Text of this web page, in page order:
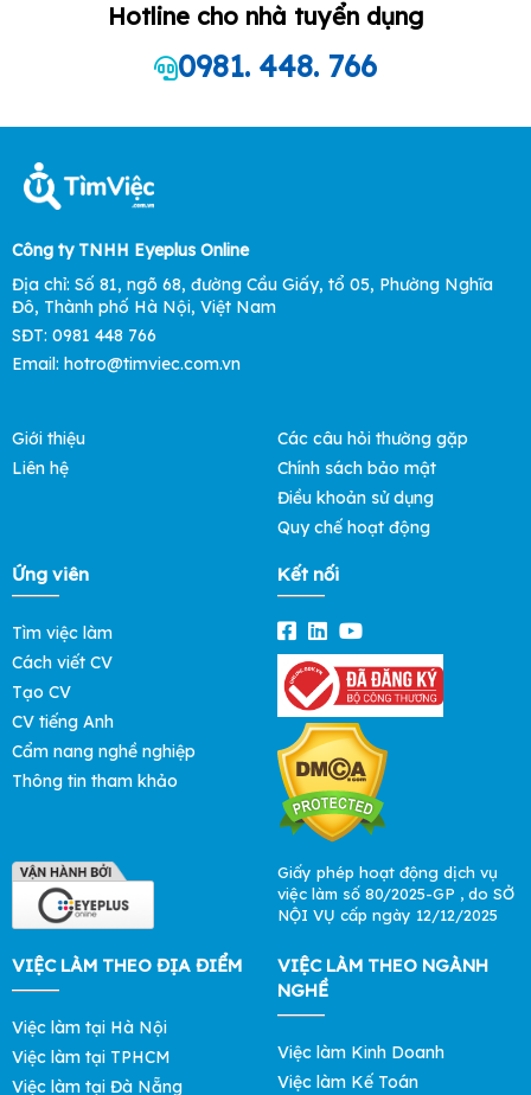
Hotline cho nhà tuyển dụng
0981. 448. 766
Công ty TNHH Eyeplus Online
Địa chỉ: Số 81, ngõ 68, đường Cầu Giấy, tổ 05, Phường Nghĩa
Đô, Thành phố Hà Nội, Việt Nam
SĐT: 0981 448 766
Email: hotro@timviec.com.vn
Giới thiệu
Liên hệ
Các câu hỏi thường gặp
Chính sách bảo mật
Điều khoản sử dụng
Quy chế hoạt động
Ứng viên
Tìm việc làm
Cách viết CV
Tạo CV
CV tiếng Anh
Cẩm nang nghề nghiệp
Thông tin tham khảo
Kết nối
Giấy phép hoạt động dịch vụ
việc làm số 80/2025-GP , do SỞ
NỘI VỤ cấp ngày 12/12/2025
VIỆC LÀM THEO ĐỊA ĐIỂM
Việc làm tại Hà Nội
Việc làm tại TPHCM
Việc làm tại Đà Nẵng
VIỆC LÀM THEO NGÀNH
NGHỀ
Việc làm Kinh Doanh
Việc làm Kế Toán